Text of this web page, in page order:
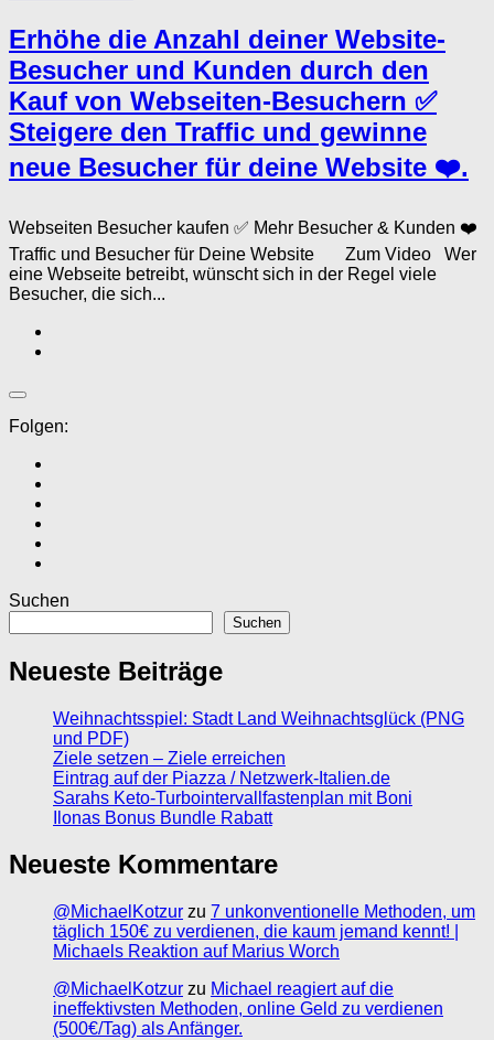
Erhöhe die Anzahl deiner Website-
Besucher und Kunden durch den
Kauf von Webseiten-Besuchern ✅
Steigere den Traffic und gewinne
neue Besucher für deine Website ❤️.
Webseiten Besucher kaufen ✅ Mehr Besucher & Kunden ❤️
Traffic und Besucher für Deine Website Zum Video Wer
eine Webseite betreibt, wünscht sich in der Regel viele
Besucher, die sich...
Folgen:
Suchen
Suchen
Neueste Beiträge
Weihnachtsspiel: Stadt Land Weihnachtsglück (PNG
und PDF)
Ziele setzen – Ziele erreichen
Eintrag auf der Piazza / Netzwerk-Italien.de
Sarahs Keto-Turbointervallfastenplan mit Boni
Ilonas Bonus Bundle Rabatt
Neueste Kommentare
@MichaelKotzur zu 7 unkonventionelle Methoden, um
täglich 150€ zu verdienen, die kaum jemand kennt! |
Michaels Reaktion auf Marius Worch
@MichaelKotzur zu Michael reagiert auf die
ineffektivsten Methoden, online Geld zu verdienen
(500€/Tag) als Anfänger.